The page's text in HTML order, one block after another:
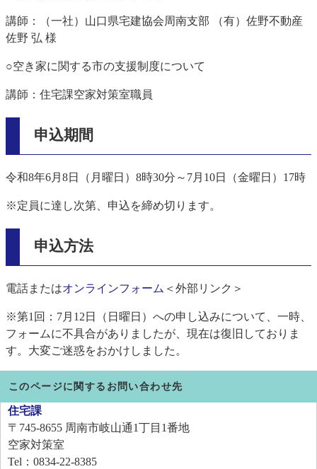
講師：（一社）山口県宅建協会周南支部 （有）佐野不動産
佐野 弘 様
○空き家に関する市の支援制度について
講師：住宅課空家対策室職員
申込期間
令和8年6月8日（月曜日）8時30分～7月10日（金曜日）17時
※定員に達し次第、申込を締め切ります。
申込方法
電話またはオンラインフォーム ＜外部リンク＞
※第1回：7月12日（日曜日）への申し込みについて、一時、
フォームに不具合がありましたが、現在は復旧しておりま
す。大変ご迷惑をおかけしました。
このページに関するお問い合わせ先
住宅課
〒745-8655 周南市岐山通1丁目1番地
空家対策室
Tel：0834-22-8385